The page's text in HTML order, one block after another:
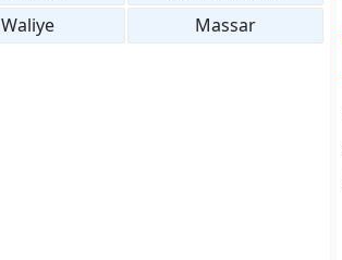
Massar
Waliye